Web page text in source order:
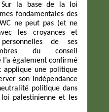
Sur la base de la loi
fondamentales des
ne peut pas (et ne
les croyances et
de ses
du conseil
l’a également confirmé
applique une politique
son indépendance
politique dans
palestinienne et les